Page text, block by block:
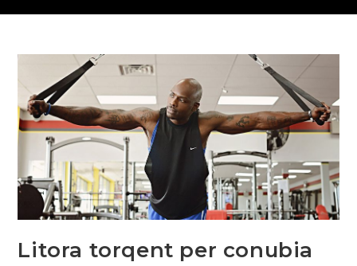
Litora torqent per conubia